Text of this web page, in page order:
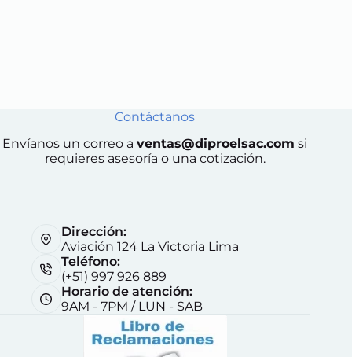
Contáctanos
Envíanos un correo aventas@diproelsac.com si
requieres asesoría o una cotización.
Dirección:
Aviación 124 La Victoria Lima
Teléfono:
(+51) 997 926 889
Horario de atención:
9AM - 7PM / LUN - SAB